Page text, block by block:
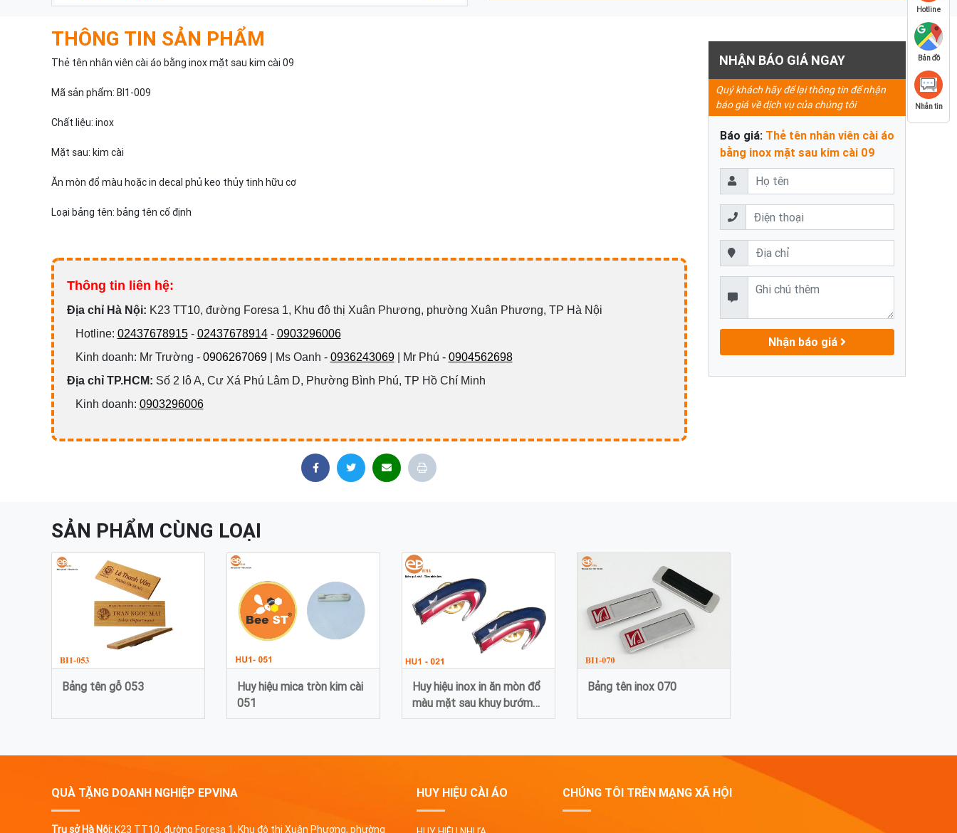
THÔNG TIN SẢN PHẨM
Thẻ tên nhân viên cài áo bằng inox mặt sau kim cài 09
Mã sản phẩm: BI1-009
Chất liệu: inox
Mặt sau: kim cài
Ăn mòn đổ màu hoặc in decal phủ keo thủy tinh hữu cơ
Loại bảng tên: bảng tên cố định
Thông tin liên hệ:
Địa chỉ Hà Nội: K23 TT10, đường Foresa 1, Khu đô thị Xuân Phương, phường Xuân Phương, TP Hà Nội
Hotline: 02437678915- 02437678914- 0903296006
Kinh doanh: Mr Trường - 0906267069| Ms Oanh - 0936243069| Mr Phú - 0904562698
Địa chỉ TP.HCM: Số 2 lô A, Cư Xá Phú Lâm D, Phường Bình Phú, TP Hồ Chí Minh
Kinh doanh: 0903296006
NHẬN BÁO GIÁ NGAY
Quý khách hãy để lại thông tin để nhận
báo giá về dịch vụ của chúng tôi
Báo giá: Thẻ tên nhân viên cài áo
bằng inox mặt sau kim cài 09
Nhận báo giá
SẢN PHẨM CÙNG LOẠI
Bảng tên gỗ 053
Huy hiệu mica tròn kim cài
051
Huy hiệu inox in ăn mòn đổ
màu mặt sau khuy bướm
021
Bảng tên inox 070
QUÀ TẶNG DOANH NGHIỆP EPVINA
Trụ sở Hà Nội:K23 TT10, đường Foresa 1, Khu đô thị Xuân Phương, phường
HUY HIỆU CÀI ÁO CHÚNG TÔI TRÊN MẠNG XÃ HỘI
Hotline
Bản đồ
Nhắn tin